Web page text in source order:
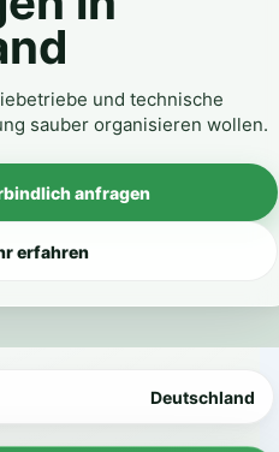
und technische
sauber organisieren wollen.
anfragen
erfahren
Deutschland